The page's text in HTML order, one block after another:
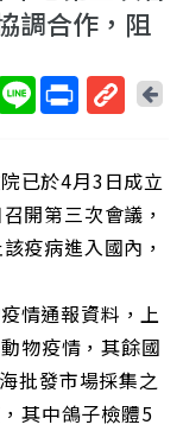
調合作，阻
短
網
址
回
已於4月3日成立
開第三次會議，
疫病進入國內，
情通報資料，上
物疫情，其餘國
批發市場採集之
其中鴿子檢體5